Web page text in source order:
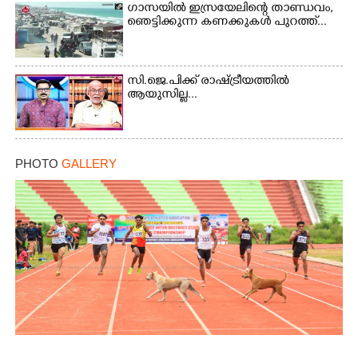
ഗാസയിൽ ഇസ്രയേലിന്റെ താണ്ഡവം,
ഞെട്ടിക്കുന്ന കണക്കുകൾ പുറത്ത്...
സി.ജെ.പിക്ക് രാഷ്ട്രീയത്തിൽ
ആയുസില്ല...
PHOTO GALLERY